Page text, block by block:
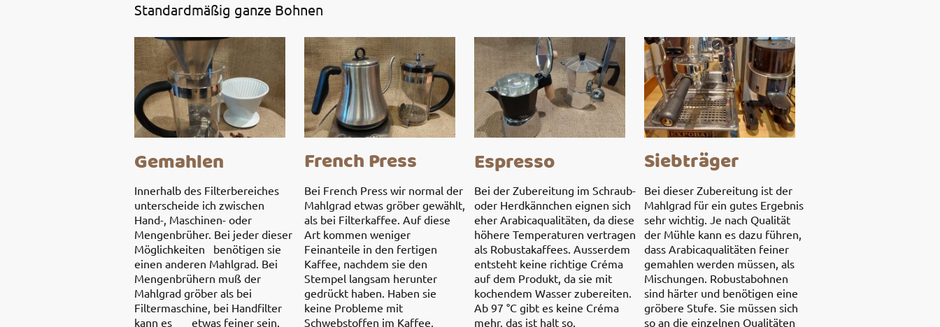
Standardmäßig ganze Bohnen
Gemahlen
Innerhalb des Filterbereiches
unterscheide ich zwischen
Hand-, Maschinen- oder
Mengenbrüher. Bei jeder dieser
Möglichkeiten benötigen sie
einen anderen Mahlgrad. Bei
Mengenbrühern muß der
Mahlgrad gröber als bei
Filtermaschine, bei Handfilter
kann es etwas feiner sein.
French Press
Bei French Press wir normal der
Mahlgrad etwas gröber gewählt,
als bei Filterkaffee. Auf diese
Art kommen weniger
Feinanteile in den fertigen
Kaffee, nachdem sie den
Stempel langsam herunter
gedrückt haben. Haben sie
keine Probleme mit
Schwebstoffen im Kaffee,
Espresso
Bei der Zubereitung im Schraub-
oder Herdkännchen eignen sich
eher Arabicaqualitäten, da diese
höhere Temperaturen vertragen
als Robustakaffees. Ausserdem
entsteht keine richtige Créma
auf dem Produkt, da sie mit
kochendem Wasser zubereiten.
Ab 97 °C gibt es keine Créma
mehr, das ist halt so.
Siebträger
Bei dieser Zubereitung ist der
Mahlgrad für ein gutes Ergebnis
sehr wichtig. Je nach Qualität
der Mühle kann es dazu führen,
dass Arabicaqualitäten feiner
gemahlen werden müssen, als
Mischungen. Robustabohnen
sind härter und benötigen eine
gröbere Stufe. Sie müssen sich
so an die einzelnen Qualitäten